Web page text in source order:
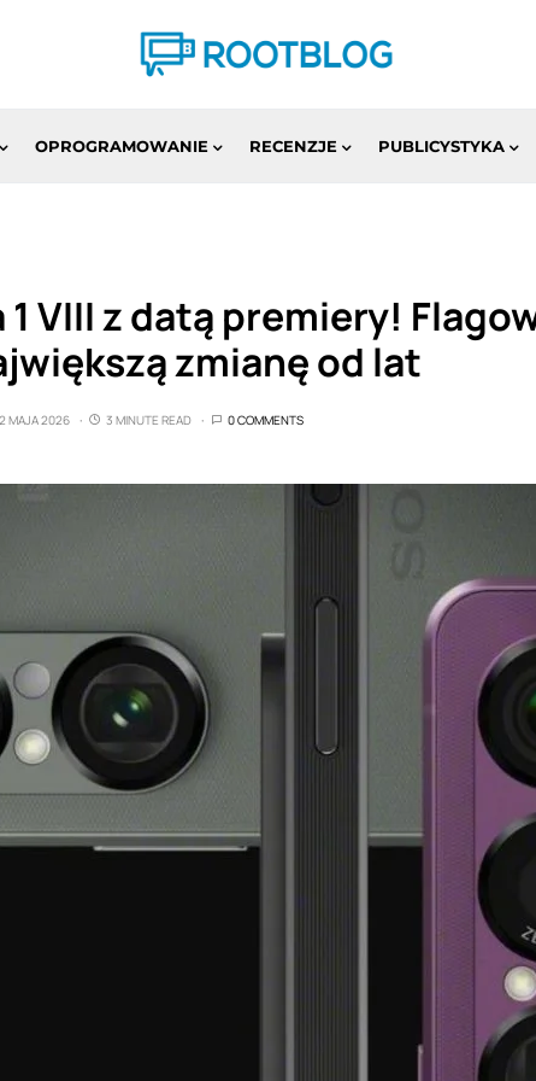
OPROGRAMOWANIE RECENZJE PUBLICYSTYKA
VIII z datą premiery!
zmianę od lat
MAJA 2026 3 MINUTE READ 0 COMMENTS